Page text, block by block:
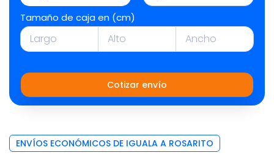
Tamaño de caja en (cm)
Cotizar envío
ENVÍOS ECONÓMICOS DE IGUALA A ROSARITO